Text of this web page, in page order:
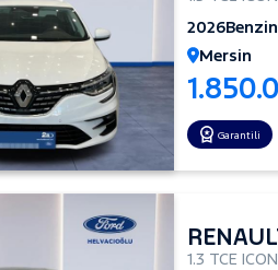
2026Benzin
Mersin
Garantili
1.3 TCE ICON